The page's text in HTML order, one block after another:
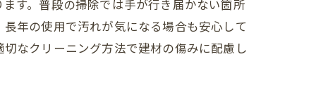
す。普段の掃除では手が行き届かない箇所
年の使用で汚れが気になる場合も安心して
なクリーニング方法で建材の傷みに配慮し